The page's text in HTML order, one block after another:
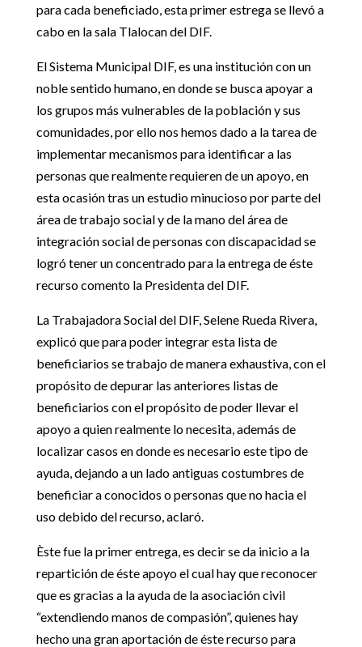
para cada beneficiado, esta primer estrega se llevó a
cabo en la sala Tlalocan del DIF.
El Sistema Municipal DIF, es una institución con un
noble sentido humano, en donde se busca apoyar a
los grupos más vulnerables de la población y sus
comunidades, por ello nos hemos dado a la tarea de
implementar mecanismos para identificar a las
personas que realmente requieren de un apoyo, en
esta ocasión tras un estudio minucioso por parte del
área de trabajo social y de la mano del área de
integración social de personas con discapacidad se
logró tener un concentrado para la entrega de éste
recurso comento la Presidenta del DIF.
La Trabajadora Social del DIF, Selene Rueda Rivera,
explicó que para poder integrar esta lista de
beneficiarios se trabajo de manera exhaustiva, con el
propósito de depurar las anteriores listas de
beneficiarios con el propósito de poder llevar el
apoyo a quien realmente lo necesita, además de
localizar casos en donde es necesario este tipo de
ayuda, dejando a un lado antiguas costumbres de
beneficiar a conocidos o personas que no hacia el
uso debido del recurso, aclaró.
Èste fue la primer entrega, es decir se da inicio a la
repartición de éste apoyo el cual hay que reconocer
que es gracias a la ayuda de la asociación civil
“extendiendo manos de compasión”, quienes hay
hecho una gran aportación de éste recurso para